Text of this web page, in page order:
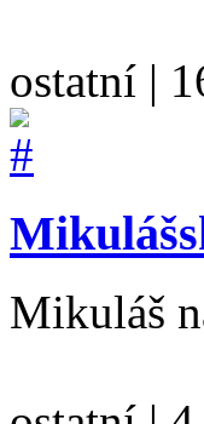
ostatní |
Mikuláš